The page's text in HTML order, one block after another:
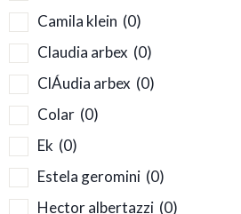
Camila klein (0)
Claudia arbex (0)
ClÁudia arbex (0)
Colar (0)
Ek (0)
Estela geromini (0)
Hector albertazzi (0)